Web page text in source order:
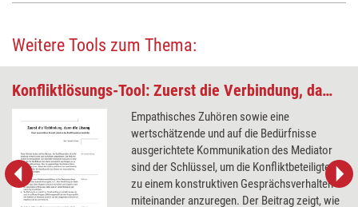
Weitere Tools zum Thema:
Konfliktlösungs-Tool: Zuerst die Verbindung, dann die Lösung
Empathisches Zuhören sowie eine
wertschätzende und auf die Bedürfnisse
ausgerichtete Kommunikation des Mediator
sind der Schlüssel, um die Konfliktbeteiligten
zu einem konstruktiven Gesprächsverhalten
miteinander anzuregen. Der Beitrag zeigt, wie